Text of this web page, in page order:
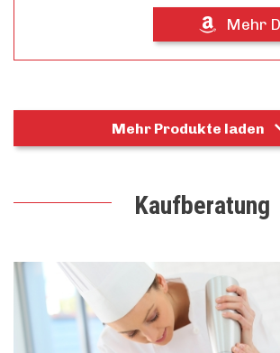
Mehr
Mehr Produkte laden
Kaufberatung